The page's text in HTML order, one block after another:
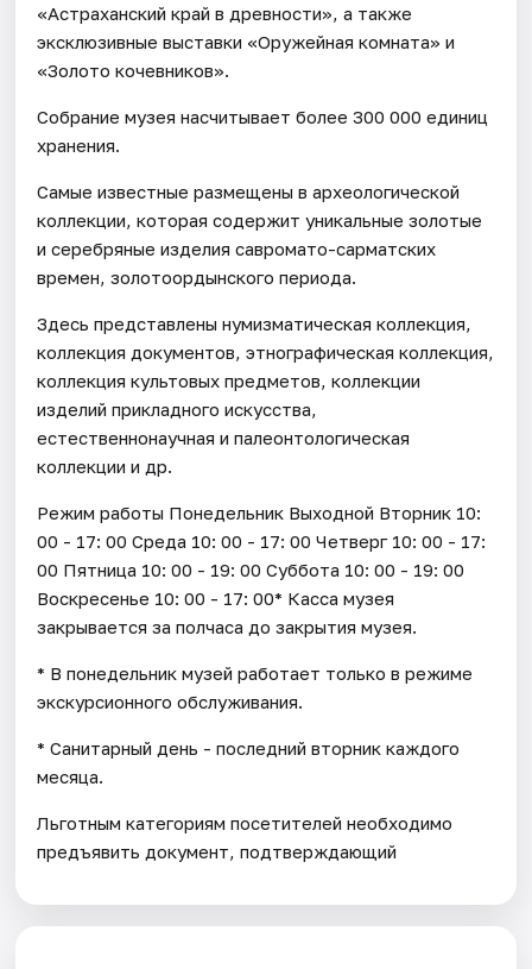
«Астраханский край в древности», а также
эксклюзивные выставки «Оружейная комната» и
«Золото кочевников».
Собрание музея насчитывает более 300 000 единиц
хранения.
Самые известные размещены в археологической
коллекции, которая содержит уникальные золотые
и серебряные изделия савромато-сарматских
времен, золотоордынского периода.
Здесь представлены нумизматическая коллекция,
коллекция документов, этнографическая коллекция,
коллекция культовых предметов, коллекции
изделий прикладного искусства,
естественнонаучная и палеонтологическая
коллекции и др.
Режим работы Понедельник Выходной Вторник 10:
00 - 17: 00 Среда 10: 00 - 17: 00 Четверг 10: 00 - 17:
00 Пятница 10: 00 - 19: 00 Суббота 10: 00 - 19: 00
Воскресенье 10: 00 - 17: 00* Касса музея
закрывается за полчаса до закрытия музея.
* В понедельник музей работает только в режиме
экскурсионного обслуживания.
* Санитарный день - последний вторник каждого
месяца.
Льготным категориям посетителей необходимо
предъявить документ, подтверждающий